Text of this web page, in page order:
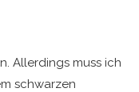
Allerdings muss ich
schwarzen